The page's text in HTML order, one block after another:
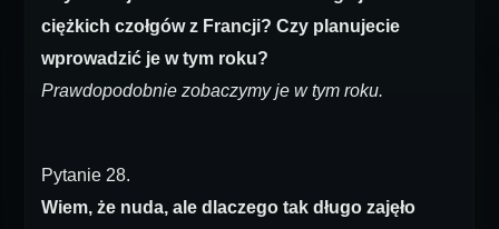
ciężkich czołgów z Francji? Czy planujecie
wprowadzić je w tym roku?
Prawdopodobnie zobaczymy je w tym roku.
Pytanie 28.
Wiem, że nuda, ale dlaczego tak długo zajęło